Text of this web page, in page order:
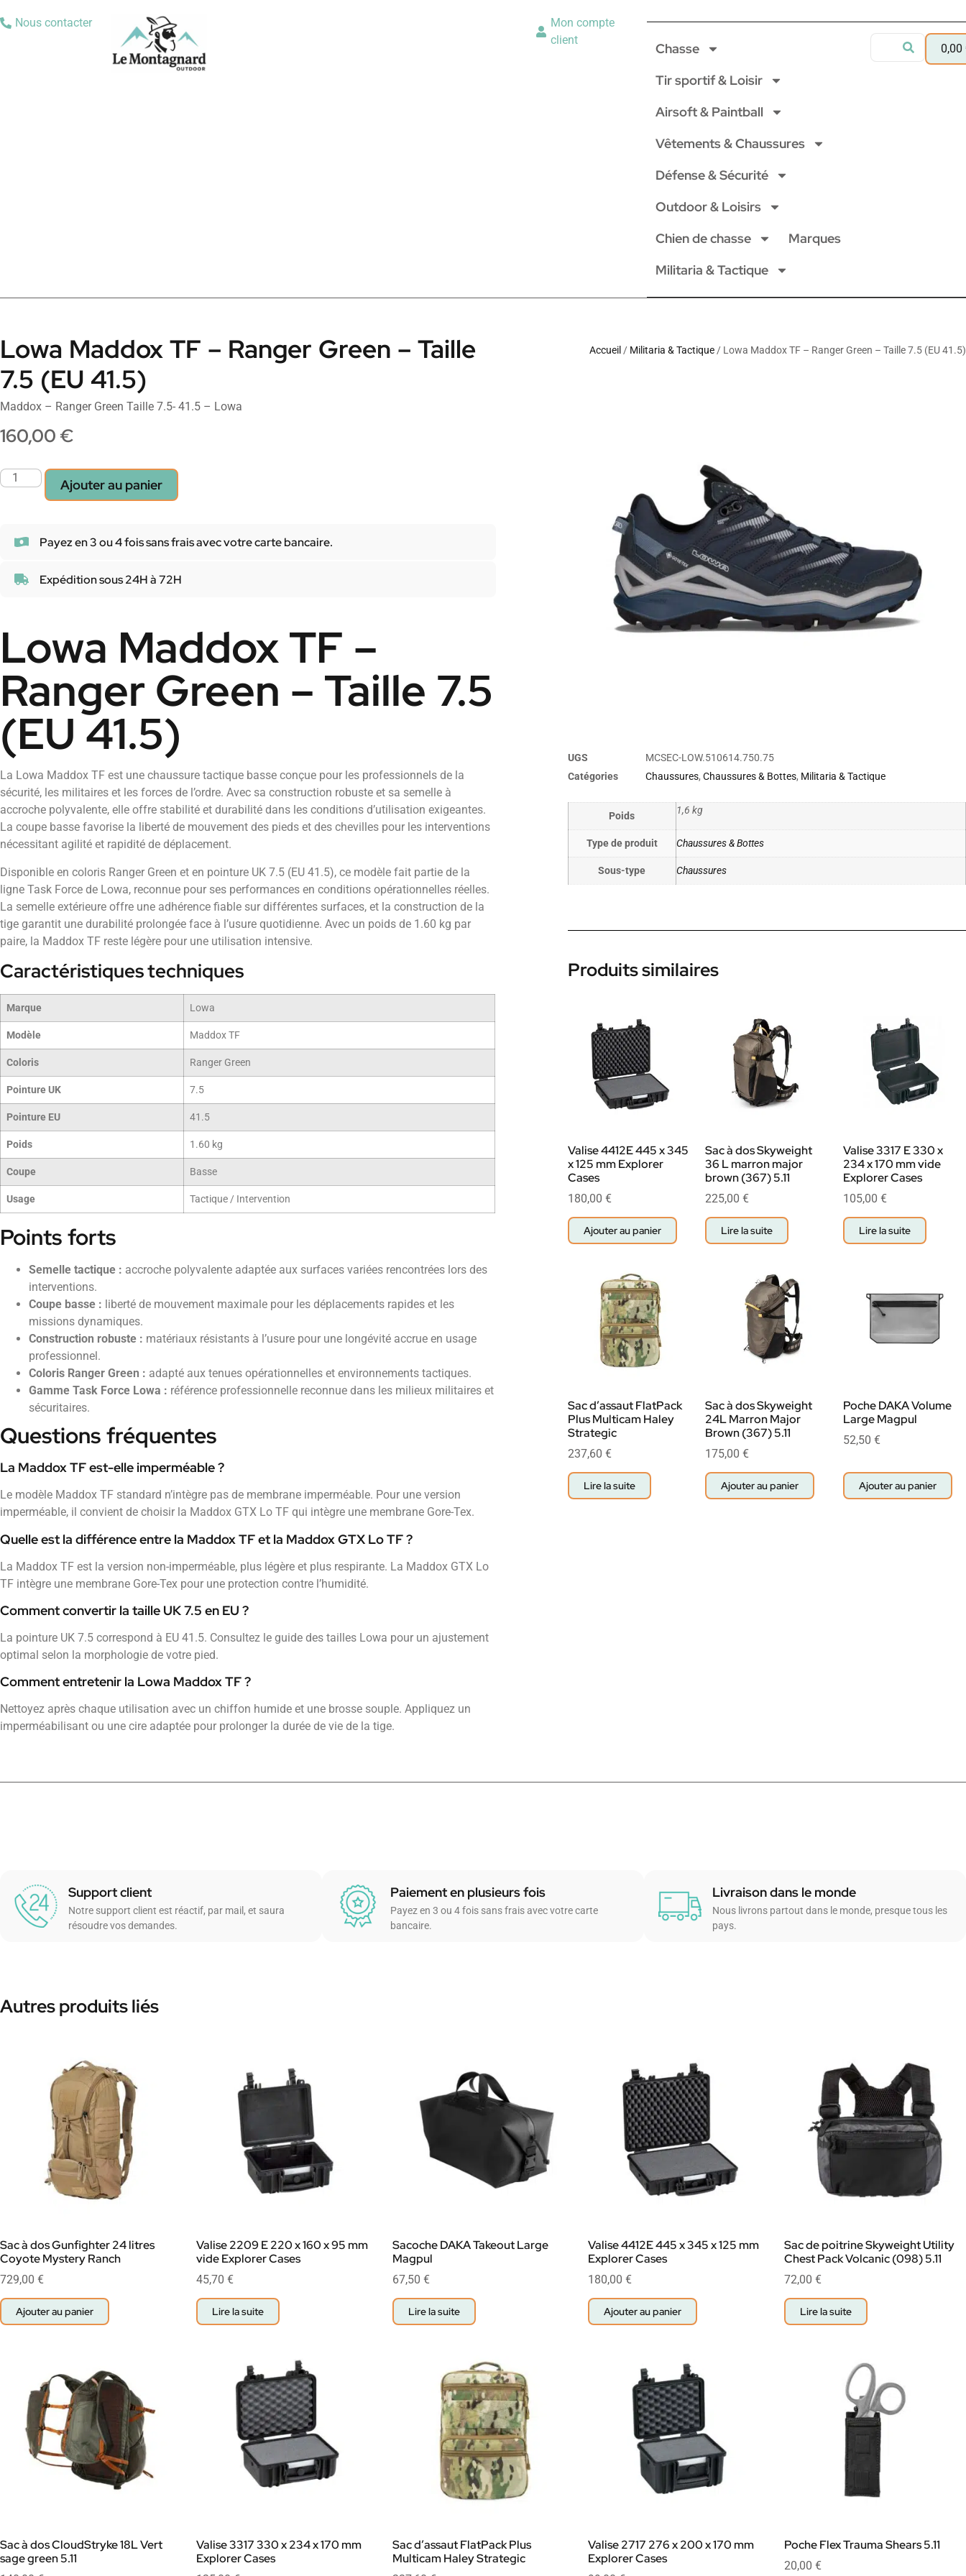
Nous contacter
Mon compte
client
Chasse
Tir sportif & Loisir
Airsoft & Paintball
Vêtements & Chaussures
Défense & Sécurité
Outdoor & Loisirs
Chien de chasse
Marques
Militaria & Tactique
0,00
Lowa Maddox TF – Ranger Green – Taille
7.5 (EU 41.5)
Maddox – Ranger Green Taille 7.5- 41.5 – Lowa
160,00 €
Ajouter au panier
Payez en 3 ou 4 fois sans frais avec votre carte bancaire.
Expédition sous 24H à 72H
Lowa Maddox TF –
Ranger Green – Taille 7.5
(EU 41.5)
La Lowa Maddox TF est une chaussure tactique basse conçue pour les professionnels de la
sécurité, les militaires et les forces de l’ordre. Avec sa construction robuste et sa semelle à
accroche polyvalente, elle offre stabilité et durabilité dans les conditions d’utilisation exigeantes.
La coupe basse favorise la liberté de mouvement des pieds et des chevilles pour les interventions
nécessitant agilité et rapidité de déplacement.
Disponible en coloris Ranger Green et en pointure UK 7.5 (EU 41.5), ce modèle fait partie de la
ligne Task Force de Lowa, reconnue pour ses performances en conditions opérationnelles réelles.
La semelle extérieure offre une adhérence fiable sur différentes surfaces, et la construction de la
tige garantit une durabilité prolongée face à l’usure quotidienne. Avec un poids de 1.60 kg par
paire, la Maddox TF reste légère pour une utilisation intensive.
Caractéristiques techniques
Marque Lowa
Modèle Maddox TF
Coloris Ranger Green
Pointure UK 7.5
Pointure EU 41.5
Poids 1.60 kg
Coupe Basse
Usage Tactique / Intervention
Points forts
Semelle tactique : accroche polyvalente adaptée aux surfaces variées rencontrées lors des
interventions.
Coupe basse : liberté de mouvement maximale pour les déplacements rapides et les
missions dynamiques.
Construction robuste : matériaux résistants à l’usure pour une longévité accrue en usage
professionnel.
Coloris Ranger Green : adapté aux tenues opérationnelles et environnements tactiques.
Gamme Task Force Lowa : référence professionnelle reconnue dans les milieux militaires et
sécuritaires.
Questions fréquentes
La Maddox TF est-elle imperméable ?
Le modèle Maddox TF standard n’intègre pas de membrane imperméable. Pour une version
imperméable, il convient de choisir la Maddox GTX Lo TF qui intègre une membrane Gore-Tex.
Quelle est la différence entre la Maddox TF et la Maddox GTX Lo TF ?
La Maddox TF est la version non-imperméable, plus légère et plus respirante. La Maddox GTX Lo
TF intègre une membrane Gore-Tex pour une protection contre l’humidité.
Comment convertir la taille UK 7.5 en EU ?
La pointure UK 7.5 correspond à EU 41.5. Consultez le guide des tailles Lowa pour un ajustement
optimal selon la morphologie de votre pied.
Comment entretenir la Lowa Maddox TF ?
Nettoyez après chaque utilisation avec un chiffon humide et une brosse souple. Appliquez un
imperméabilisant ou une cire adaptée pour prolonger la durée de vie de la tige.
Accueil / Militaria & Tactique / Lowa Maddox TF – Ranger Green – Taille 7.5 (EU 41.5)
UGS
MCSEC-LOW.510614.750.75
Catégories
Chaussures, Chaussures & Bottes, Militaria & Tactique
Poids 1,6 kg
Type de produit Chaussures & Bottes
Sous-type Chaussures
Produits similaires
Valise 4412E 445 x 345
x 125 mm Explorer
Cases
180,00 €
Ajouter au panier
Sac à dos Skyweight
36 L marron major
brown (367) 5.11
225,00€
Lire la suite
Valise 3317 E 330 x
234 x 170 mm vide
Explorer Cases
105,00 €
Lire la suite
Sac d’assaut FlatPack
Plus Multicam Haley
Strategic
237,60 €
Lire la suite
Sac à dos Skyweight
24L Marron Major
Brown (367) 5.11
175,00€
Ajouter au panier
Poche DAKA Volume
Large Magpul
52,50 €
Ajouter au panier
Support client
Notre support client est réactif, par mail, et saura
résoudre vos demandes.
Paiement en plusieurs fois
Payez en 3 ou 4 fois sans frais avec votre carte
bancaire.
Livraison dans le monde
Nous livrons partout dans le monde, presque tous les
pays.
Autres produits liés
Sac à dos Gunfighter 24 litres
Coyote Mystery Ranch
729,00 €
Ajouter au panier
Valise 2209 E 220 x 160 x 95 mm
vide Explorer Cases
45,70 €
Lire la suite
Sacoche DAKA Takeout Large
Magpul
67,50 €
Lire la suite
Valise 4412E 445 x 345 x 125 mm
Explorer Cases
180,00€
Ajouter au panier
Sac de poitrine Skyweight Utility
Chest Pack Volcanic (098) 5.11
72,00€
Lire la suite
Sac à dos CloudStryke 18L Vert
sage green 5.11
Valise 3317 330 x 234 x 170 mm
Explorer Cases
Sac d’assaut FlatPack Plus
Multicam Haley Strategic
Valise 2717 276 x 200 x 170 mm
Explorer Cases
Poche Flex Trauma Shears 5.11
20,00€